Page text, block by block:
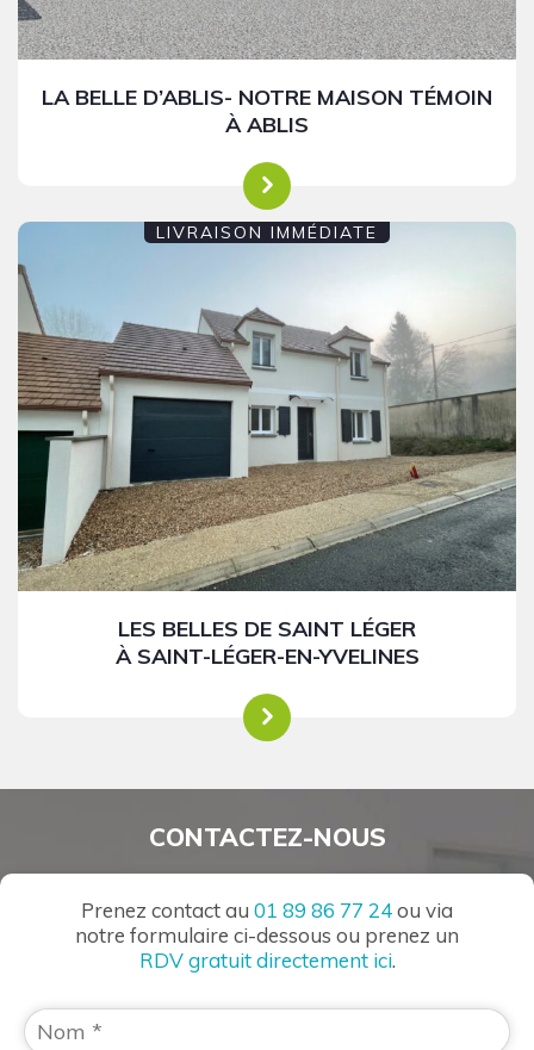
LA BELLE D’ABLIS- NOTRE MAISON TÉMOIN
À ABLIS
LIVRAISON IMMÉDIATE
LES BELLES DE SAINT LÉGER
À SAINT-LÉGER-EN-YVELINES
CONTACTEZ-NOUS
Prenez contact au 01 89 86 77 24ou via
notre formulaire ci-dessous ou prenez un
RDV gratuit directement ici.